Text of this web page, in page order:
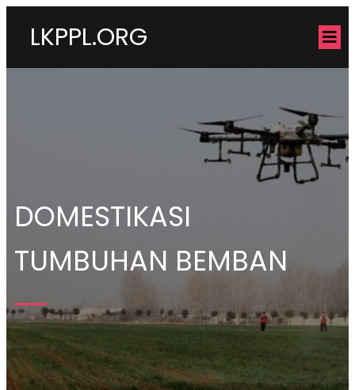
LKPPL.ORG
DOMESTIKASI
TUMBUHAN BEMBAN